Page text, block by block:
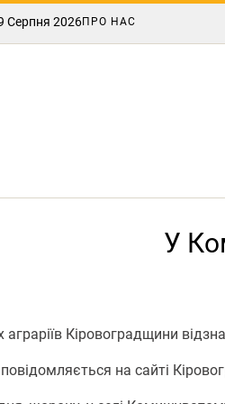
Серпня 2026ПРО НАС
У
Кіровоградщини
на сайті